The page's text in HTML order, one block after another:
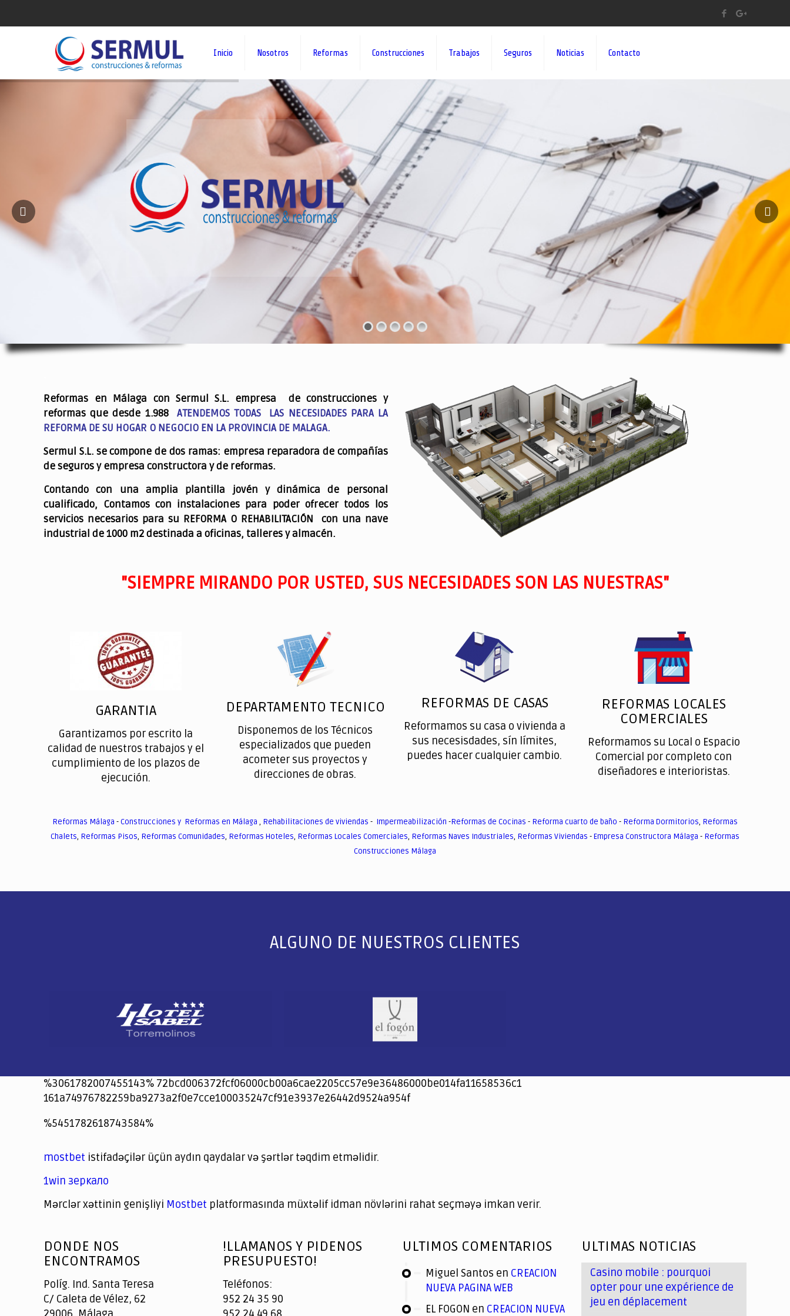
Inicio Nosotros Reformas Construcciones Trabajos Seguros Noticias Contacto
¡¡DAMOS VIDA A SUS IDEAS¡¡
Reformas en Málaga con Sermul S.L. empresa de construcciones y
reformas que desde 1.988 ATENDEMOS TODAS LAS NECESIDADES PARA LA
REFORMA DE SU HOGAR O NEGOCIO EN LA PROVINCIA DE MALAGA.
Sermul S.L. se compone de dos ramas: empresa reparadora de compañías
de seguros y empresa constructora y de reformas.
Contando con una amplia plantilla jovén y dinámica de personal
cualificado, Contamos con instalaciones para poder ofrecer todos los
servicios necesarios para su REFORMA O REHABILITACIÓN con una nave
industrial de 1000 m2 destinada a oficinas, talleres y almacén.
"SIEMPRE MIRANDO POR USTED, SUS NECESIDADES SON LAS NUESTRAS"
GARANTIA
Garantizamos por escrito la
calidad de nuestros trabajos y el
cumplimiento de los plazos de
ejecución.
DEPARTAMENTO TECNICO
Disponemos de los Técnicos
especializados que pueden
acometer sus proyectos y
direcciones de obras.
REFORMAS DE CASAS
Reformamos su casa o vivienda a
sus necesisdades, sín límites,
puedes hacer cualquier cambio.
REFORMAS LOCALES
COMERCIALES
Reformamos su Local o Espacio
Comercial por completo con
diseñadores e interioristas.
Reformas Málaga -Construcciones y Reformas en Málaga , Rehabilitaciones de viviendas - Impermeabilización -Reformas de Cocinas - Reforma cuarto de baño - Reforma Dormitorios, Reformas
Chalets, Reformas Pisos, Reformas Comunidades, Reformas Hoteles, Reformas Locales Comerciales, Reformas Naves Industriales, Reformas Viviendas -Empresa Constructora Málaga - Reformas
Construcciones Málaga
ALGUNO DE NUESTROS CLIENTES
%3061782007455143% 72bcd006372fcf06000cb00a6cae2205cc57e9e36486000be014fa11658536c1
161a74976782259ba9273a2f0e7cce100035247cf91e3937e26442d9524a954f
jeetcity
1xbet
jeet city casino
%5451782618743584%
spintiger
Avabet
Spinrise
Crown Green
Crowngreen casino login
슈가 러쉬1000 슬롯
crazy time casino online
1xcasinozambia.com
codingworldnews.com
parimatch.kr
winorio
winorio casino
winorio
mostbet istifadəçilər üçün aydın qaydalar və şərtlər təqdim etməlidir.
1win зеркало
Mərclər xəttinin genişliyi Mostbet platformasında müxtəlif idman növlərini rahat seçməyə imkan verir.
of
Casino
DONDE NOS
ENCONTRAMOS
Políg. Ind. Santa Teresa
C/ Caleta de Vélez, 62
!LLAMANOS Y PIDENOS
PRESUPUESTO!
Teléfonos:
952 24 35 90
ULTIMOS COMENTARIOS
Miguel Santos en CREACION
NUEVA PAGINA WEB
EL FOGON en CREACION NUEVA
ULTIMAS NOTICIAS
Casino mobile : pourquoi
opter pour une expérience de
jeu en déplacement